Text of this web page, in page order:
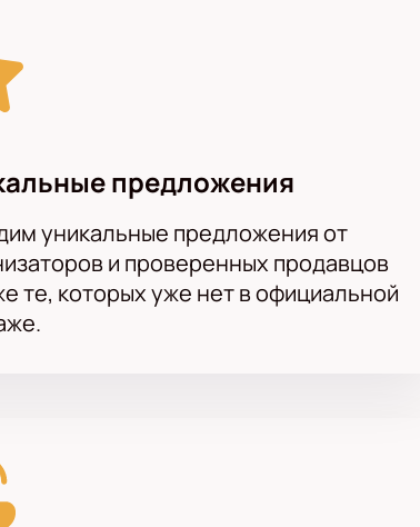
российских клубов по количеству титулов за
дивизиона СССР. До 2016 года
сезона 2015/16 впервые его покинул. Затем, в
предложения
уникальные предложения от
и проверенных продавцов
те, которых уже нет в официальной